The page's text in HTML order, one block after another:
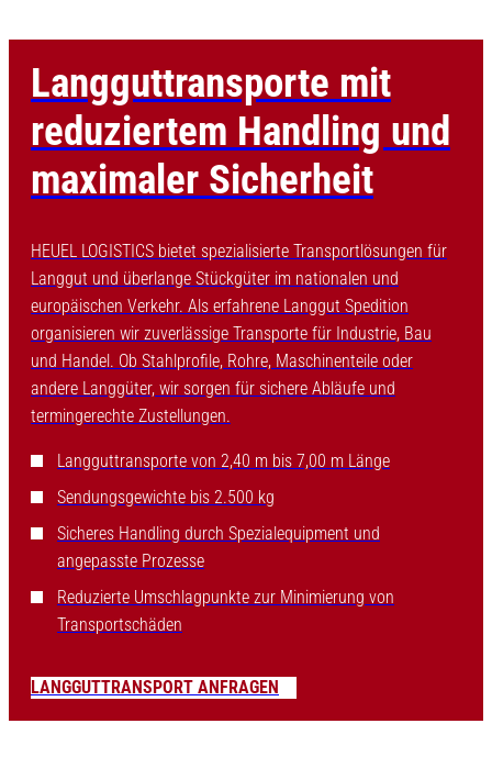
Langguttransporte mit
reduziertem Handling und
maximaler Sicherheit
HEUEL LOGISTICS bietet spezialisierte Transportlösungen für
Langgut und überlange Stückgüter im nationalen und
europäischen Verkehr. Als erfahrene Langgut Spedition
organisieren wir zuverlässige Transporte für Industrie, Bau
und Handel. Ob Stahlprofile, Rohre, Maschinenteile oder
andere Langgüter, wir sorgen für sichere Abläufe und
termingerechte Zustellungen.
Langguttransporte von 2,40 m bis 7,00 m Länge
Sendungsgewichte bis 2.500 kg
Sicheres Handling durch Spezialequipment und
angepasste Prozesse
Reduzierte Umschlagpunkte zur Minimierung von
Transportschäden
LANGGUTTRANSPORT ANFRAGEN